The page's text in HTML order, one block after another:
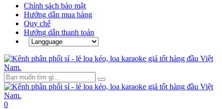
Chính sách bảo mật
Hướng dẫn mua hàng
Quy chế
Hướng dẫn thanh toán
0